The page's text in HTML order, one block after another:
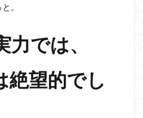
。
では、
絶望的でし